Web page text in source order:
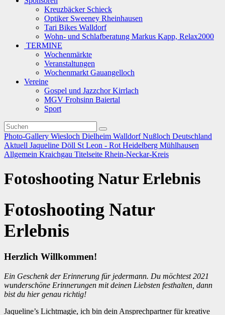
Kreuzbäcker Schieck
Optiker Sweeney Rheinhausen
Tari Bikes Walldorf
Wohn- und Schlafberatung Markus Kapp, Relax2000
TERMINE
Wochenmärkte
Veranstaltungen
Wochenmarkt Gauangelloch
Vereine
Gospel und Jazzchor Kirrlach
MGV Frohsinn Baiertal
Sport
Photo-Gallery Wiesloch Dielheim WalldorfNußloch Deutschland
Aktuell Jaqueline Döll St Leon - Rot Heidelberg Mühlhausen
Allgemein Kraichgau Titelseite Rhein-Neckar-Kreis
Fotoshooting Natur Erlebnis
Fotoshooting Natur
Erlebnis
Herzlich Willkommen!
Ein Geschenk der Erinnerung für jedermann. Du möchtest 2021
wunderschöne Erinnerungen mit deinen Liebsten festhalten, dann
bist du hier genau richtig!
Jaqueline’s Lichtmagie, ich bin dein Ansprechpartner für kreative